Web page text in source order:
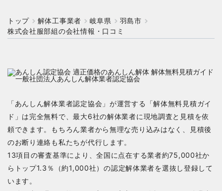
トップ 解体工事業者 岐阜県
羽島市
株式会社服部組の会社情報・口コミ
「あんしん解体業者認定協会」が運営する「解体無料見積ガイ
ド」は完全無料で、最大6社の解体業者に現地調査と見積を依
頼できます。もちろん業者から無理な売り込みはなく、見積後
のお断り連絡も私たちが代行します。
13項目の審査基準により、全国に点在する業者約75,000社か
らトップ1.3％（約1,000社）の認定解体業者を選抜し登録して
います。